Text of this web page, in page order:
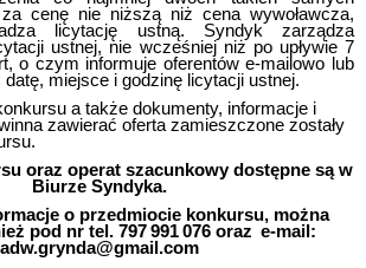
cenę nie niższą niż cena wywoławcza,
licytację ustną. Syndyk zarządza
ustnej, nie wcześniej niż po upływie 7
o czym informuje oferentów e-mailowo lub
datę, miejsce i godzinę licytacji ustnej.
a także dokumenty, informacje i
zawierać oferta zamieszczone zostały
oraz operat szacunkowy dostępne są w
Biurze Syndyka.
o przedmiocie konkursu, można
pod nr tel. 797 991 076 oraz e-mail:
adw.grynda@gmail.com